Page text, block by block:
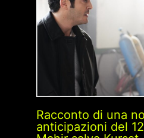
Racconto di una
anticipazioni del